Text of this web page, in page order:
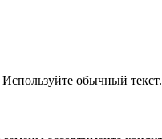
обычный текст.